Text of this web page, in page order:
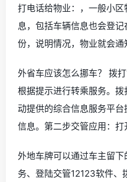
打电话给物业：，一般小
息，包括车辆信息也会登
份，说明情况，物业就会通
外省车应该怎么挪车？ 拨
根据提示进行转乘服务。
动提供的综合信息服务平
信息。第二步交管应用：打
外地车牌可以通过车主留
务、登陆交管12123软件、